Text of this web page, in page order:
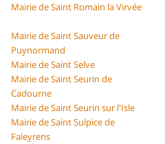
Mairie de Saint Romain la Virvée
Mairie de Saint Sauveur de
Puynormand
Mairie de Saint Selve
Mairie de Saint Seurin de
Cadourne
Mairie de Saint Seurin sur l'Isle
Mairie de Saint Sulpice de
Faleyrens